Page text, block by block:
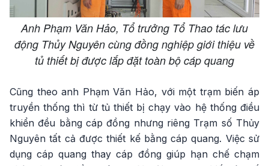
Anh Phạm Văn Hảo, Tổ trưởng Tổ Thao tác lưu
động Thủy Nguyên cùng đồng nghiệp giới thiệu về
tủ thiết bị được lắp đặt toàn bộ cáp quang
Cũng theo anh Phạm Văn Hảo, với một trạm biến áp
truyền thống thì từ tủ thiết bị chạy vào hệ thống điều
khiển đều bằng cáp đồng nhưng riêng Trạm số Thủy
Nguyên tất cả được thiết kế bằng cáp quang. Việc sử
dụng cáp quang thay cáp đồng giúp hạn chế chạm